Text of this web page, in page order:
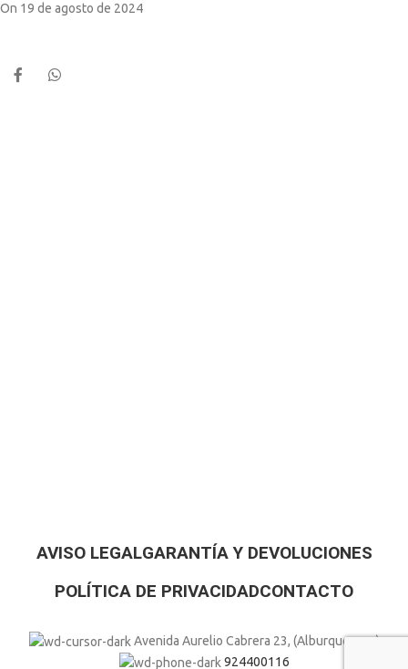
On 19 de agosto de 2024
AVISO LEGALGARANTÍA Y DEVOLUCIONES
POLÍTICA DE PRIVACIDADCONTACTO
Avenida Aurelio Cabrera 23, (Alburquerque)
924400116